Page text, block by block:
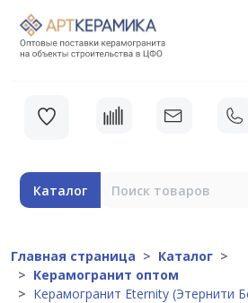
Каталог
Главная страница
Каталог
Керамогранит оптом
Керамогранит Eternity (Этернити